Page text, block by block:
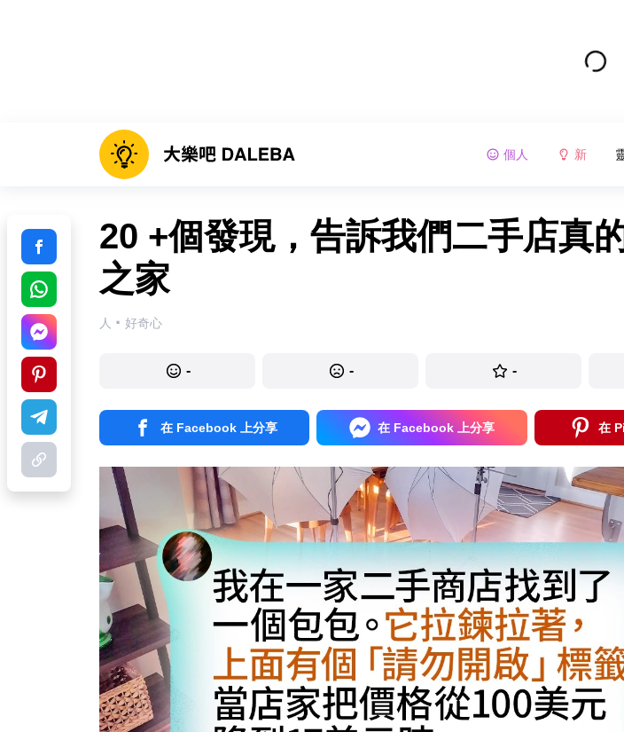
個人 新
20 +個發現，告訴我們二手店真
之家
人 · 好奇心
- - -
在 Facebook 上分享 在 Facebook 上分享 在